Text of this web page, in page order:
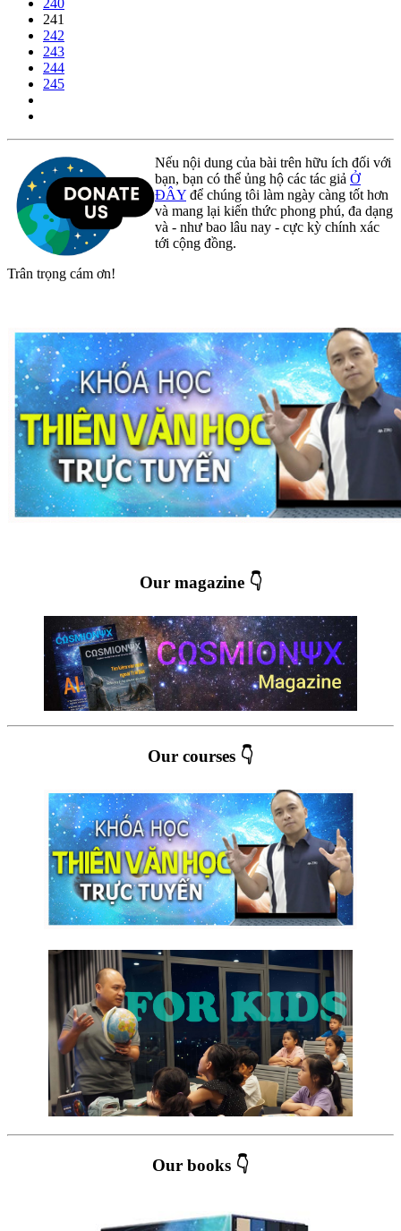
241
242
243
244
245
Nếu nội dung của bài trên hữu ích đối với
bạn, bạn có thể ủng hộ các tác giả Ở
ĐÂY để chúng tôi làm ngày càng tốt hơn
và mang lại kiến thức phong phú, đa dạng
và - như bao lâu nay - cực kỳ chính xác
tới cộng đồng.
Trân trọng cám ơn!
Our magazine 👇
Our courses 👇
Our books 👇